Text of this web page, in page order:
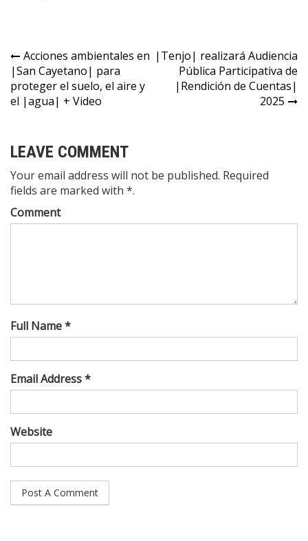
Acciones ambientales en
|San Cayetano| para
proteger el suelo, el aire y
el |agua| + Video
|Tenjo| realizará Audiencia
Pública Participativa de
|Rendición de Cuentas|
2025
LEAVE COMMENT
Your email address will not be published. Required
fields are marked with *.
Comment
Full Name *
Email Address *
Website